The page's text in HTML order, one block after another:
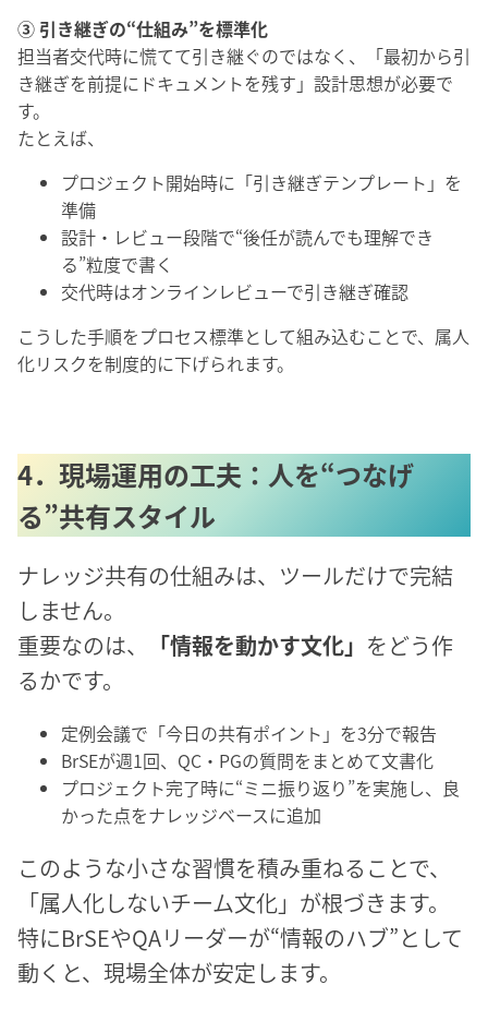
③ 引き継ぎの“仕組み”を標準化
担当者交代時に慌てて引き継ぐのではなく、「最初から引
き継ぎを前提にドキュメントを残す」設計思想が必要で
す。
たとえば、
プロジェクト開始時に「引き継ぎテンプレート」を
準備
設計・レビュー段階で“後任が読んでも理解でき
る”粒度で書く
交代時はオンラインレビューで引き継ぎ確認
こうした手順をプロセス標準として組み込むことで、属人
化リスクを制度的に下げられます。
4．現場運用の工夫：人を“つなげ
る”共有スタイル
ナレッジ共有の仕組みは、ツールだけで完結
しません。
重要なのは、
「情報を動かす文化」 をどう作
るかです。
定例会議で「今日の共有ポイント」を3分で報告
BrSEが週1回、QC・PGの質問をまとめて文書化
プロジェクト完了時に“ミニ振り返り”を実施し、良
かった点をナレッジベースに追加
このような小さな習慣を積み重ねることで、
「属人化しないチーム文化」が根づきます。
特にBrSEやQAリーダーが“情報のハブ”として
動くと、現場全体が安定します。